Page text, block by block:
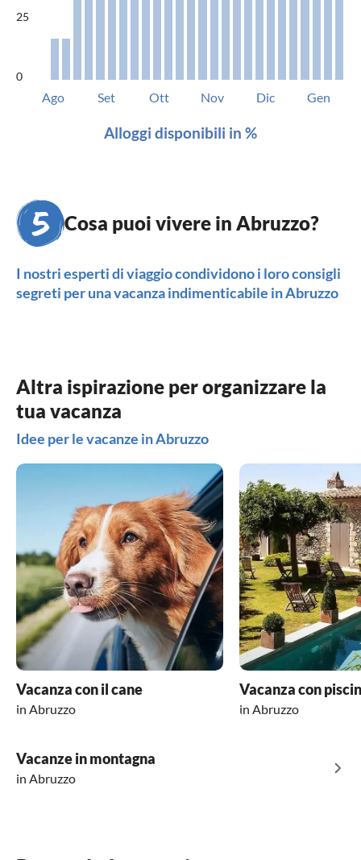
25
0
Ago Set Ott Nov Dic Gen
Alloggi disponibili in %
Cosa puoi vivere in Abruzzo?
I nostri esperti di viaggio condividono i loro consigli
segreti per una vacanza indimenticabile in Abruzzo
Altra ispirazione per organizzare la
tua vacanza
Idee per le vacanze in Abruzzo
Vacanza con il cane
in Abruzzo
Vacanza con
in Abruzzo
Vacanze in montagna
in Abruzzo